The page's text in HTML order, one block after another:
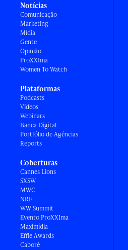
Notícias
Comunicação
Marketing
Mídia
Gente
Opinião
ProXXIma
Women To Watch
Plataformas
Podcasts
Vídeos
Webinars
Banca Digital
Portfólio de Agências
Reports
Coberturas
Cannes Lions
SXSW
MWC
NRF
WW Summit
Evento ProXXIma
Maximídia
Effie Awards
Caboré